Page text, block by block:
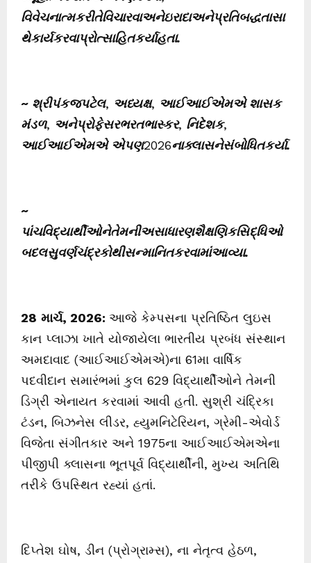
વિવેચનાત્મકરીતેવિચારવાઅનેઇરાદાઅનેપ્રતિબદ્ધતાસા
થેકાર્યકરવાપ્રોત્સાહિતકર્યાહતા.
~ શ્રીપંકજપટેલ, અધ્યક્ષ, આઈઆઈએમએ શાસક
મંડળ, અનેપ્રોફેસરભરતભાસ્કર, નિદેશક,
આઈઆઈએમએ એપણ2026નાક્લાસનેસંબોધિતકર્યા.
~
પાંચવિદ્યાર્થીઓનેતેમનીઅસાધારણશૈક્ષણિકસિદ્ધિઓ
બદલસુવર્ણચંદ્રકોથીસન્માનિતકરવામાંઆવ્યા.
28 માર્ચ, 2026: આજે કેમ્પસના પ્રતિષ્ઠિત લુઇસ
કાન પ્લાઝા ખાતે યોજાયેલા ભારતીય પ્રબંધ સંસ્થાન
અમદાવાદ (આઈઆઈએમએ)ના 61મા વાર્ષિક
પદવીદાન સમારંભમાં કુલ 629 વિદ્યાર્થીઓને તેમની
ડિગ્રી એનાયત કરવામાં આવી હતી. સુશ્રી ચંદ્રિકા
ટંડન, બિઝનેસ લીડર, હ્યુમનિટેરિયન, ગ્રેમી-એવોર્ડ
વિજેતા સંગીતકાર અને 1975ના આઈઆઈએમએના
પીજીપી ક્લાસના ભૂતપૂર્વ વિદ્યાર્થીની, મુખ્ય અતિથિ
તરીકે ઉપસ્થિત રહ્યાં હતાં.
દિપ્તેશ ઘોષ, ડીન (પ્રોગ્રામ્સ), ના નેતૃત્વ હેઠળ,